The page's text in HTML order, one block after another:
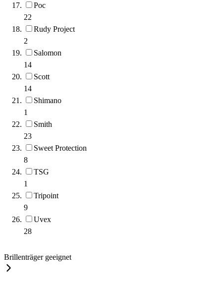
Poc
22
Rudy Project
2
Salomon
14
Scott
14
Shimano
1
Smith
23
Sweet Protection
8
TSG
1
Tripoint
9
Uvex
28
Brillenträger geeignet